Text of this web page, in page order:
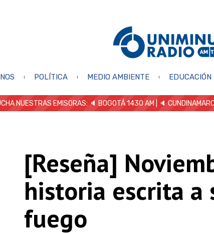
POLÍTICA MEDIO AMBIENTE EDUCACIÓN
NUESTRAS EMISORAS: 🔈 BOGOTÁ 1430 AM | 🔈
[Reseña]
historia escrita a
fuego